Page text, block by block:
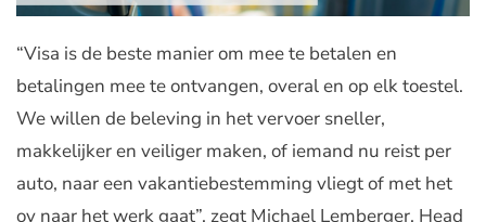
“Visa is de beste manier om mee te betalen en
betalingen mee te ontvangen, overal en op elk toestel.
We willen de beleving in het vervoer sneller,
makkelijker en veiliger maken, of iemand nu reist per
auto, naar een vakantiebestemming vliegt of met het
ov naar het werk gaat”, zegt Michael Lemberger, Head